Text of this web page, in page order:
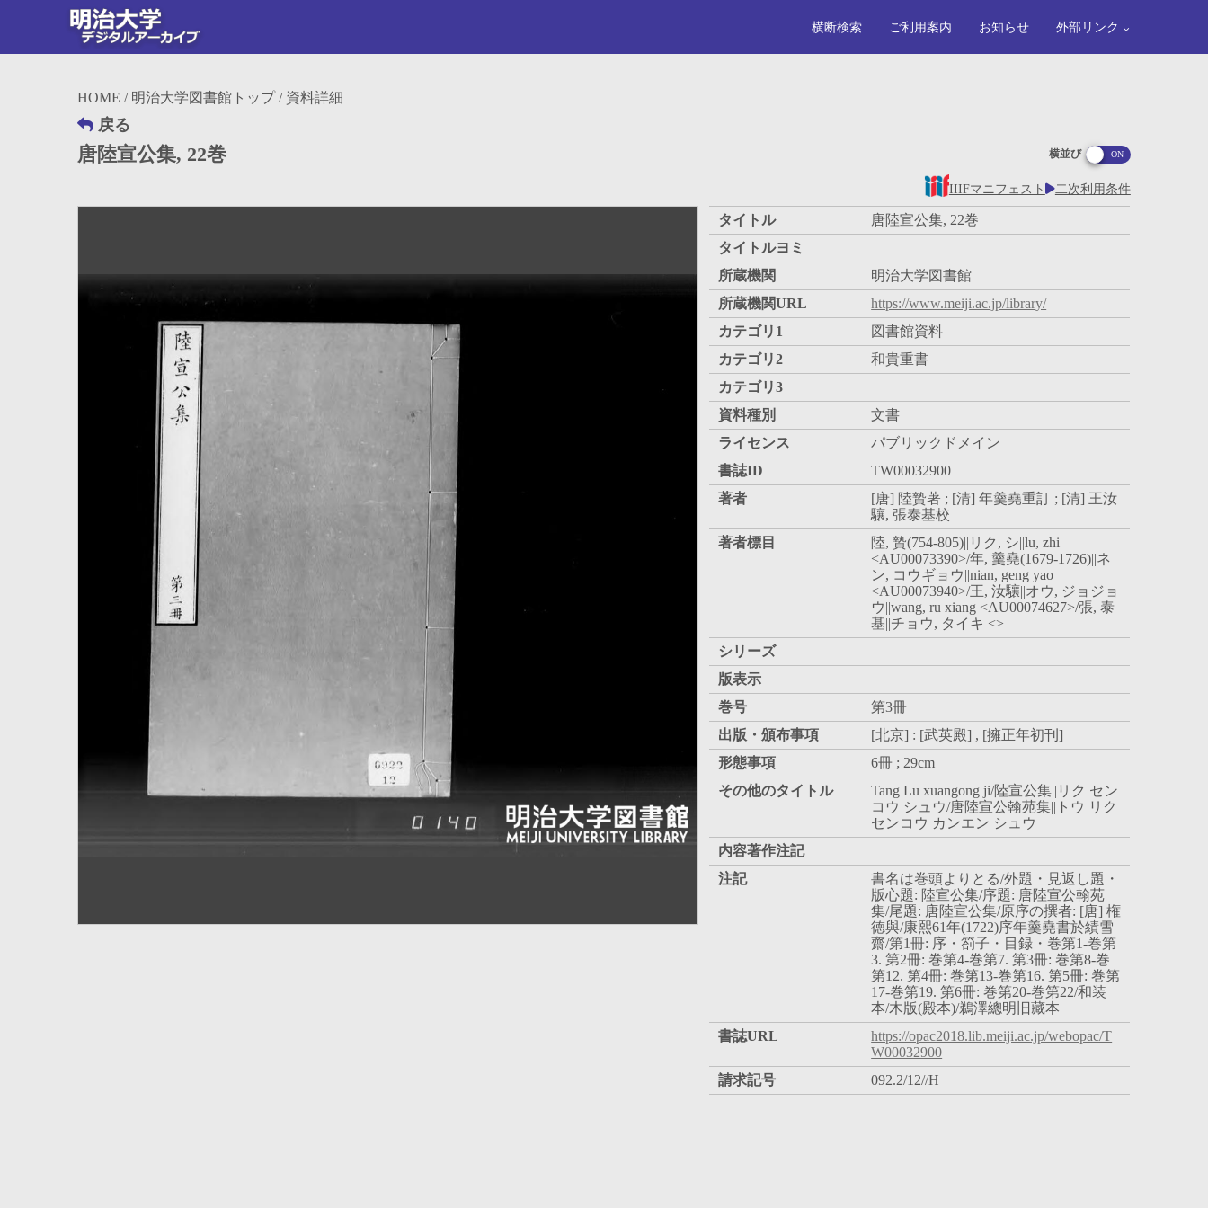
横断検索 ご利用案内 お知らせ 外部リンク
HOME / 明治大学図書館トップ/ 資料詳細
戻る
唐陸宣公集, 22巻 横並び
IIIFマニフェスト 二次利用条件
タイトル
唐陸宣公集, 22巻
タイトルヨミ
所蔵機関
明治大学図書館
所蔵機関URL
https://www.meiji.ac.jp/library/
カテゴリ1
図書館資料
カテゴリ2
和貴重書
カテゴリ3
資料種別
文書
ライセンス
パブリックドメイン
書誌ID
TW00032900
著者
[唐] 陸贄著 ; [清] 年羹堯重訂 ; [清] 王汝
驤, 張泰基校
著者標目
陸, 贄(754-805)||リク, シ||lu, zhi
<AU00073390>/年, 羹堯(1679-1726)||ネ
ン, コウギョウ||nian, geng yao
<AU00073940>/王, 汝驤||オウ, ジョジョ
ウ||wang, ru xiang <AU00074627>/張, 泰
基||チョウ, タイキ <>
シリーズ
版表示
巻号
第3冊
出版・頒布事項
[北京] : [武英殿] , [擁正年初刊]
形態事項
6冊 ; 29cm
その他のタイトル
Tang Lu xuangong ji/陸宣公集||リク セン
コウ シュウ/唐陸宣公翰苑集||トウ リク
センコウ カンエン シュウ
内容著作注記
注記
書名は巻頭よりとる/外題・見返し題・
版心題: 陸宣公集/序題: 唐陸宣公翰苑
集/尾題: 唐陸宣公集/原序の撰者: [唐] 権
徳與/康熙61年(1722)序年羹堯書於績雪
齋/第1冊: 序・箚子・目録・巻第1-巻第
3. 第2冊: 巻第4-巻第7. 第3冊: 巻第8-巻
第12. 第4冊: 巻第13-巻第16. 第5冊: 巻第
17-巻第19. 第6冊: 巻第20-巻第22/和装
本/木版(殿本)/鵜澤總明旧藏本
書誌URL
https://opac2018.lib.meiji.ac.jp/webopac/T
W00032900
請求記号
092.2/12//H